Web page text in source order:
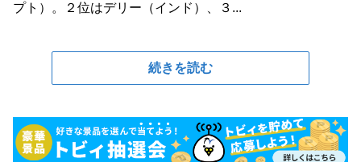
プト）。２位はデリー（インド）、３...
続きを読む